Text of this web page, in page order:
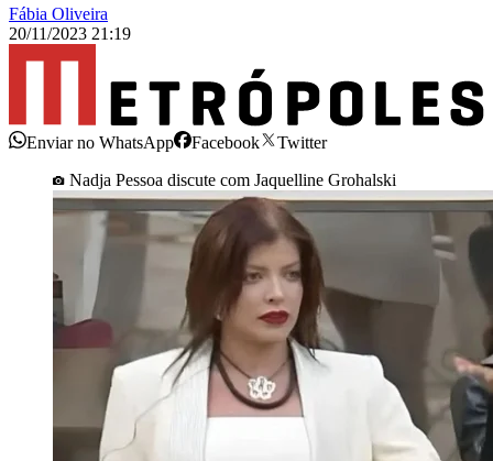
Fábia Oliveira
20/11/2023 21:19
Enviar no WhatsApp Facebook
Twitter
Nadja Pessoa discute com Jaquelline Grohalski